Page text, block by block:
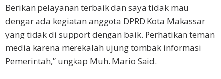
Berikan pelayanan terbaik dan saya tidak mau
dengar ada kegiatan anggota DPRD Kota Makassar
yang tidak di support dengan baik. Perhatikan teman
media karena merekalah ujung tombak informasi
Pemerintah,” ungkap Muh. Mario Said.